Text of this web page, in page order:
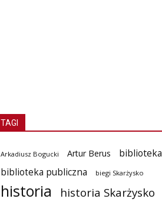
TAGI
Arkadiusz Bogucki Artur Berus
biblioteka
biblioteka publiczna
biegi Skarżysko
historia historia Skarżysko